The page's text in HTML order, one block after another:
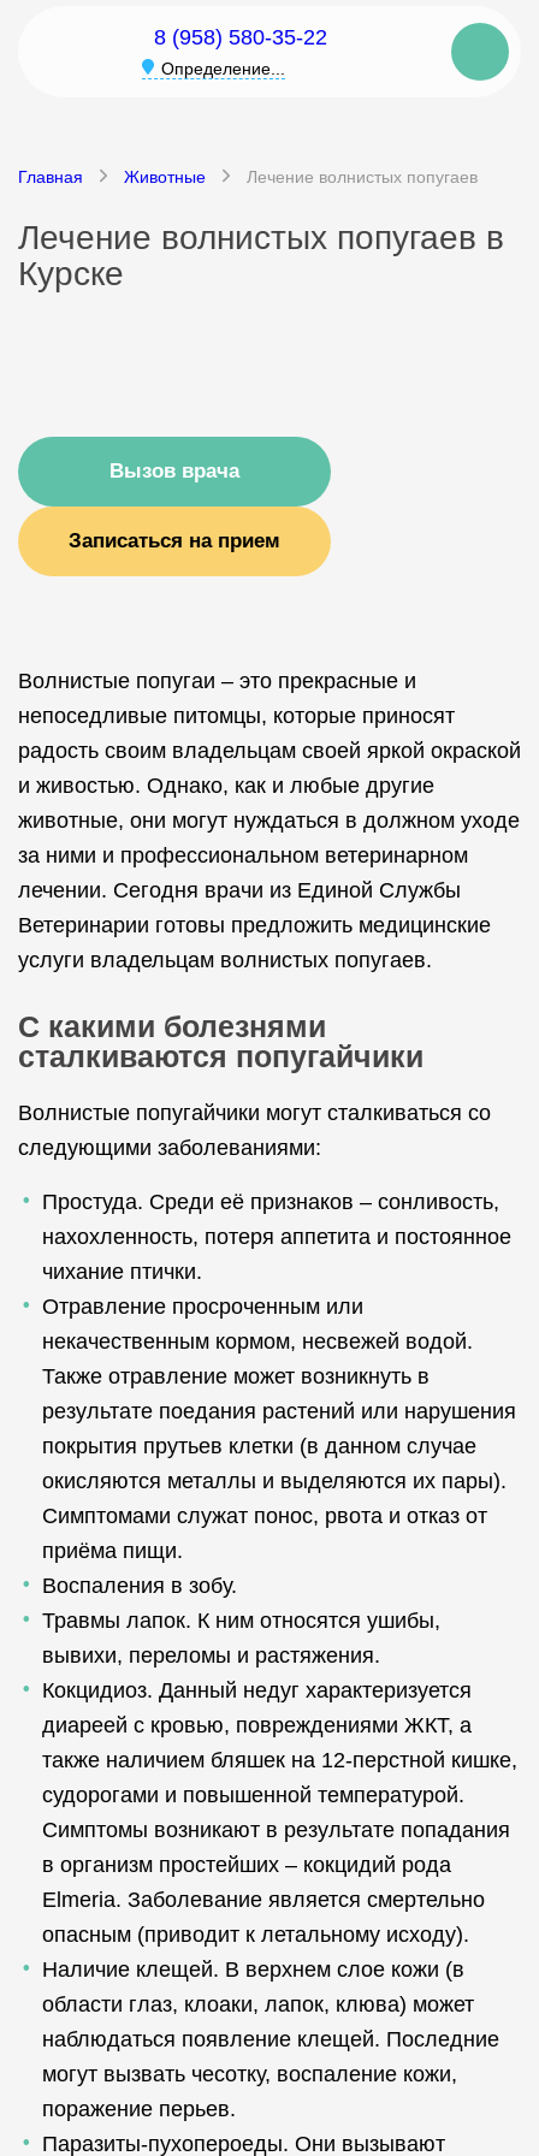
8 (958) 580-35-22
Определение...
Главная Животные Лечение волнистых попугаев
Лечение волнистых попугаев в
Курске
Вызов врача
Записаться на прием
Волнистые попугаи – это прекрасные и
непоседливые питомцы, которые приносят
радость своим владельцам своей яркой окраской
и живостью. Однако, как и любые другие
животные, они могут нуждаться в должном уходе
за ними и профессиональном ветеринарном
лечении. Сегодня врачи из Единой Службы
Ветеринарии готовы предложить медицинские
услуги владельцам волнистых попугаев.
С какими болезнями
сталкиваются попугайчики
Волнистые попугайчики могут сталкиваться со
следующими заболеваниями:
Простуда. Среди её признаков – сонливость,
нахохленность, потеря аппетита и постоянное
чихание птички.
Отравление просроченным или
некачественным кормом, несвежей водой.
Также отравление может возникнуть в
результате поедания растений или нарушения
покрытия прутьев клетки (в данном случае
окисляются металлы и выделяются их пары).
Симптомами служат понос, рвота и отказ от
приёма пищи.
Воспаления в зобу.
Травмы лапок. К ним относятся ушибы,
вывихи, переломы и растяжения.
Кокцидиоз. Данный недуг характеризуется
диареей с кровью, повреждениями ЖКТ, а
также наличием бляшек на 12-перстной кишке,
судорогами и повышенной температурой.
Симптомы возникают в результате попадания
в организм простейших – кокцидий рода
Elmeria. Заболевание является смертельно
опасным (приводит к летальному исходу).
Наличие клещей. В верхнем слое кожи (в
области глаз, клоаки, лапок, клюва) может
наблюдаться появление клещей. Последние
могут вызвать чесотку, воспаление кожи,
поражение перьев.
Паразиты-пухопероеды. Они вызывают